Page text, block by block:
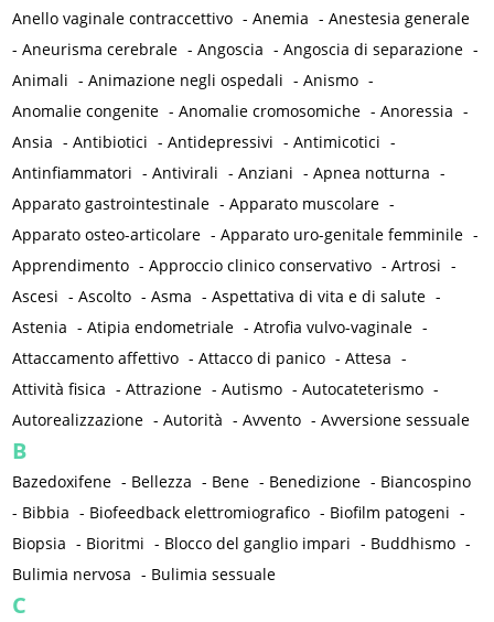
Anello vaginale contraccettivo -Anemia -Anestesia generale
-Aneurisma cerebrale -Angoscia -Angoscia di separazione -
Animali -Animazione negli ospedali -Anismo -
Anomalie congenite -Anomalie cromosomiche -Anoressia -
Ansia -Antibiotici -Antidepressivi -Antimicotici -
Antinfiammatori -Antivirali -Anziani -Apnea notturna -
Apparato gastrointestinale -Apparato muscolare -
Apparato osteo-articolare -Apparato uro-genitale femminile -
Apprendimento -Approccio clinico conservativo -Artrosi -
Ascesi -Ascolto -Asma -Aspettativa di vita e di salute -
Astenia -Atipia endometriale -Atrofia vulvo-vaginale -
Attaccamento affettivo -Attacco di panico -Attesa -
Attività fisica -Attrazione -Autismo -Autocateterismo -
Autorealizzazione -Autorità -Avvento -Avversione sessuale
B
Bazedoxifene - Bellezza - Bene - Benedizione - Biancospino
- Bibbia - Biofeedback elettromiografico - Biofilm patogeni -
Biopsia - Bioritmi - Blocco del ganglio impari - Buddhismo -
Bulimia nervosa - Bulimia sessuale
C